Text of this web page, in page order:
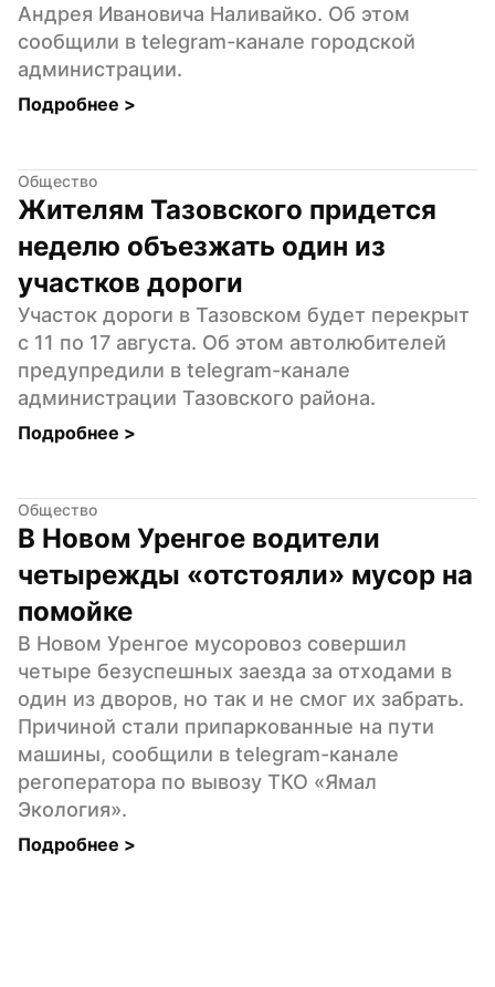
Андрея Ивановича Наливайко. Об этом
сообщили в telegram-канале городской
администрации.
Подробнее >
Общество
Жителям Тазовского придется
неделю объезжать один из
участков дороги
Участок дороги в Тазовском будет перекрыт
с 11 по 17 августа. Об этом автолюбителей
предупредили в telegram-канале
администрации Тазовского района.
Подробнее >
Общество
В Новом Уренгое водители
четырежды «отстояли» мусор на
помойке
В Новом Уренгое мусоровоз совершил
четыре безуспешных заезда за отходами в
один из дворов, но так и не смог их забрать.
Причиной стали припаркованные на пути
машины, сообщили в telegram-канале
регоператора по вывозу ТКО «Ямал
Экология».
Подробнее >